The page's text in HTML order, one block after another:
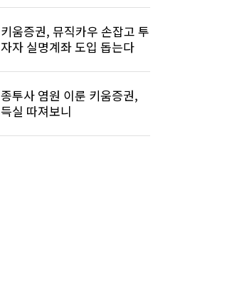
키움증권, 뮤직카우 손잡고 투
자자 실명계좌 도입 돕는다
종투사 염원 이룬 키움증권,
득실 따져보니